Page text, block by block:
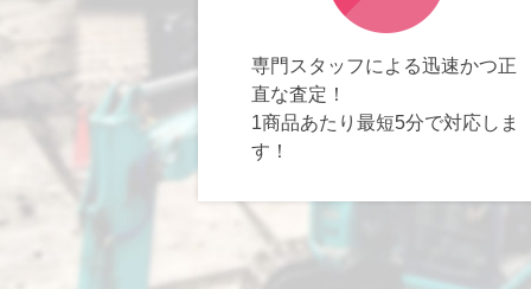
専門スタッフによる迅速かつ正
直な査定！
1商品あたり最短5分で対応しま
す！